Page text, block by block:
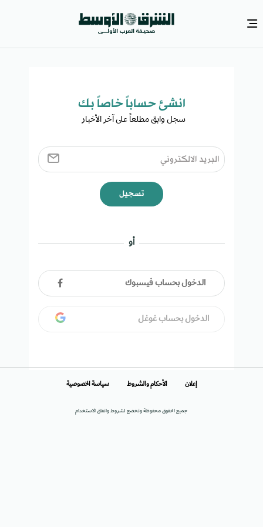
انشئ حساباً خاصاً بك​
سجل وابق مطلعاً على آخر الأخبار ​
تسجيل
أو
الدخول بحساب فيسبوك
الدخول بحساب غوغل
جميع الحقوق محفوظة وتخضع لشروط واتفاق الاستخدام
إعلان الأحكام والشروط سياسة الخصوصية